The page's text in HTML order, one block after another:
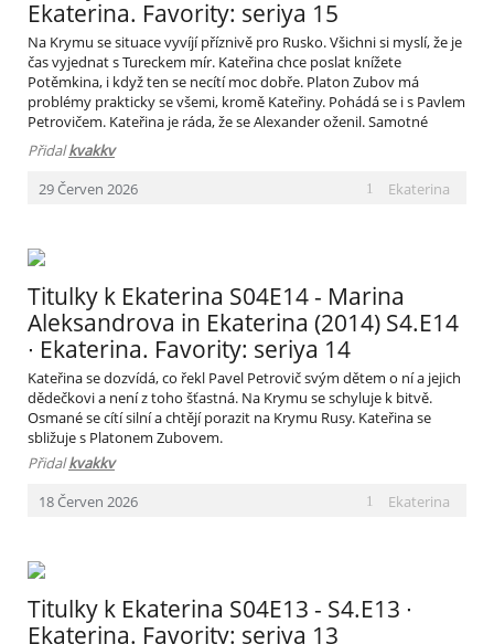
29 Červen 2026
Ekaterina. Favority: seriya 15
Na Krymu se situace vyvíjí příznivě pro Rusko. Všichni si myslí, že je
čas vyjednat s Tureckem mír. Kateřina chce poslat knížete
Potěmkina, i když ten se necítí moc dobře. Platon Zubov má
problémy prakticky se všemi, kromě Kateřiny. Pohádá se i s Pavlem
Petrovičem. Kateřina je ráda, že se Alexander oženil. Samotné
Kateřině již není nejlépe a trápí ji zdraví. Platon Zubov se rozhodne
k nešťastnému kro­ku.
Přidalkvakkv
1 Ekaterina
18 Červen 2026
Titulky k Ekaterina S04E14 - Marina
Aleksandrova in Ekaterina (2014) S4.E14
∙ Ekaterina. Favority: seriya 14
Kateřina se dozvídá, co řekl Pavel Petrovič svým dětem o ní a jejich
dědečkovi a není z toho šťastná. Na Krymu se schyluje k bitvě.
Osmané se cítí silní a chtějí porazit na Krymu Rusy. Kateřina se
sbližuje s Platonem Zubovem.
Přidalkvakkv
1 Ekaterina
Titulky k Ekaterina S04E13 - S4.E13 ∙
Ekaterina. Favority: seriya 13